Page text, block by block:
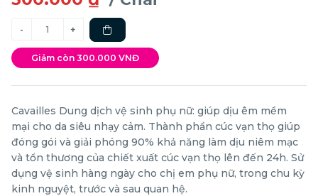
Giảm còn 300.000 VNĐ
Cavailles Dung dịch vệ sinh phụ nữ: giúp dịu êm mềm
mại cho da siêu nhạy cảm. Thành phần cúc vạn thọ giúp
đóng gói và giải phóng 90% khả năng làm dịu niêm mạc
và tổn thương của chiết xuất cúc vạn thọ lên đến 24h. Sử
dụng vệ sinh hàng ngày cho chị em phụ nữ, trong chu kỳ
kinh nguyệt, trước và sau quan hệ.